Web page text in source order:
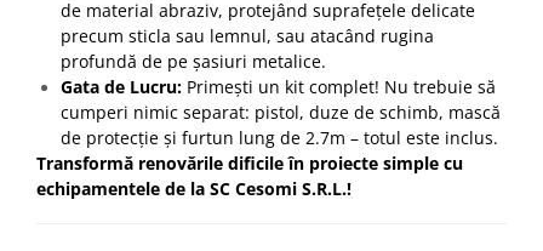
de material abraziv, protejând suprafețele delicate
precum sticla sau lemnul, sau atacând rugina
profundă de pe șasiuri metalice.
Gata de Lucru: Primești un kit complet! Nu trebuie să
cumperi nimic separat: pistol, duze de schimb, mască
de protecție și furtun lung de 2.7m – totul este inclus.
Transformă renovările dificile în proiecte simple cu
echipamentele de la SC Cesomi S.R.L.!